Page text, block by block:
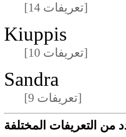
[14 تعريفات]
Kiuppis
[10 تعريفات]
Sandra
[9 تعريفات]
من التعريفات المختلفة